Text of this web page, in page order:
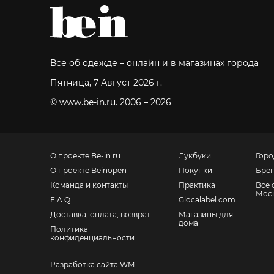
Все об одежде – онлайн и в магазинах города
Пятница, 7 Август 2026 г.
© www.be-in.ru. 2006 – 2026
О проекте Be-in.ru
О проекте Beinopen
Команда и контакты
F.A.Q.
Доставка, оплата, возврат
Политика
конфиденциальности
Лукбуки
Покупки
Практика
Glocalabel.com
Магазины для
дома
Все
Разработка сайта WM